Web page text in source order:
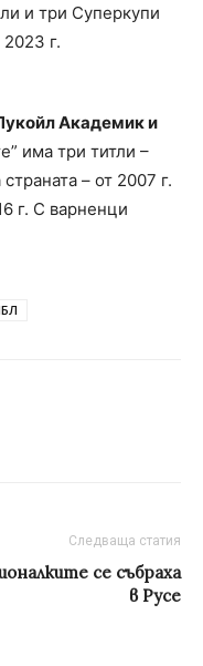
и три Суперкупи
2023 г.
Академик и
има три титли –
– от 2007 г.
г. С варненци
Следваща статия
се събраха
в Русе